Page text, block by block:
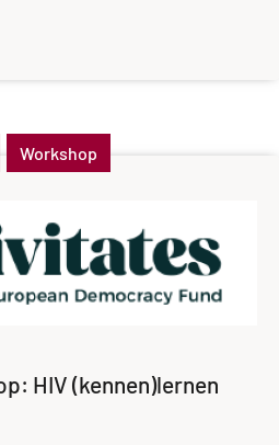
Workshop
HIV (kennen)lernen